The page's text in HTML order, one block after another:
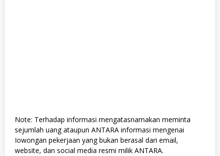
Note: Terhadap informasi mengatasnamakan meminta
sejumlah uang ataupun ANTARA informasi mengenai
Iowongan pekerjaan yang bukan berasal dari email,
website, dan social media resmi milik ANTARA.